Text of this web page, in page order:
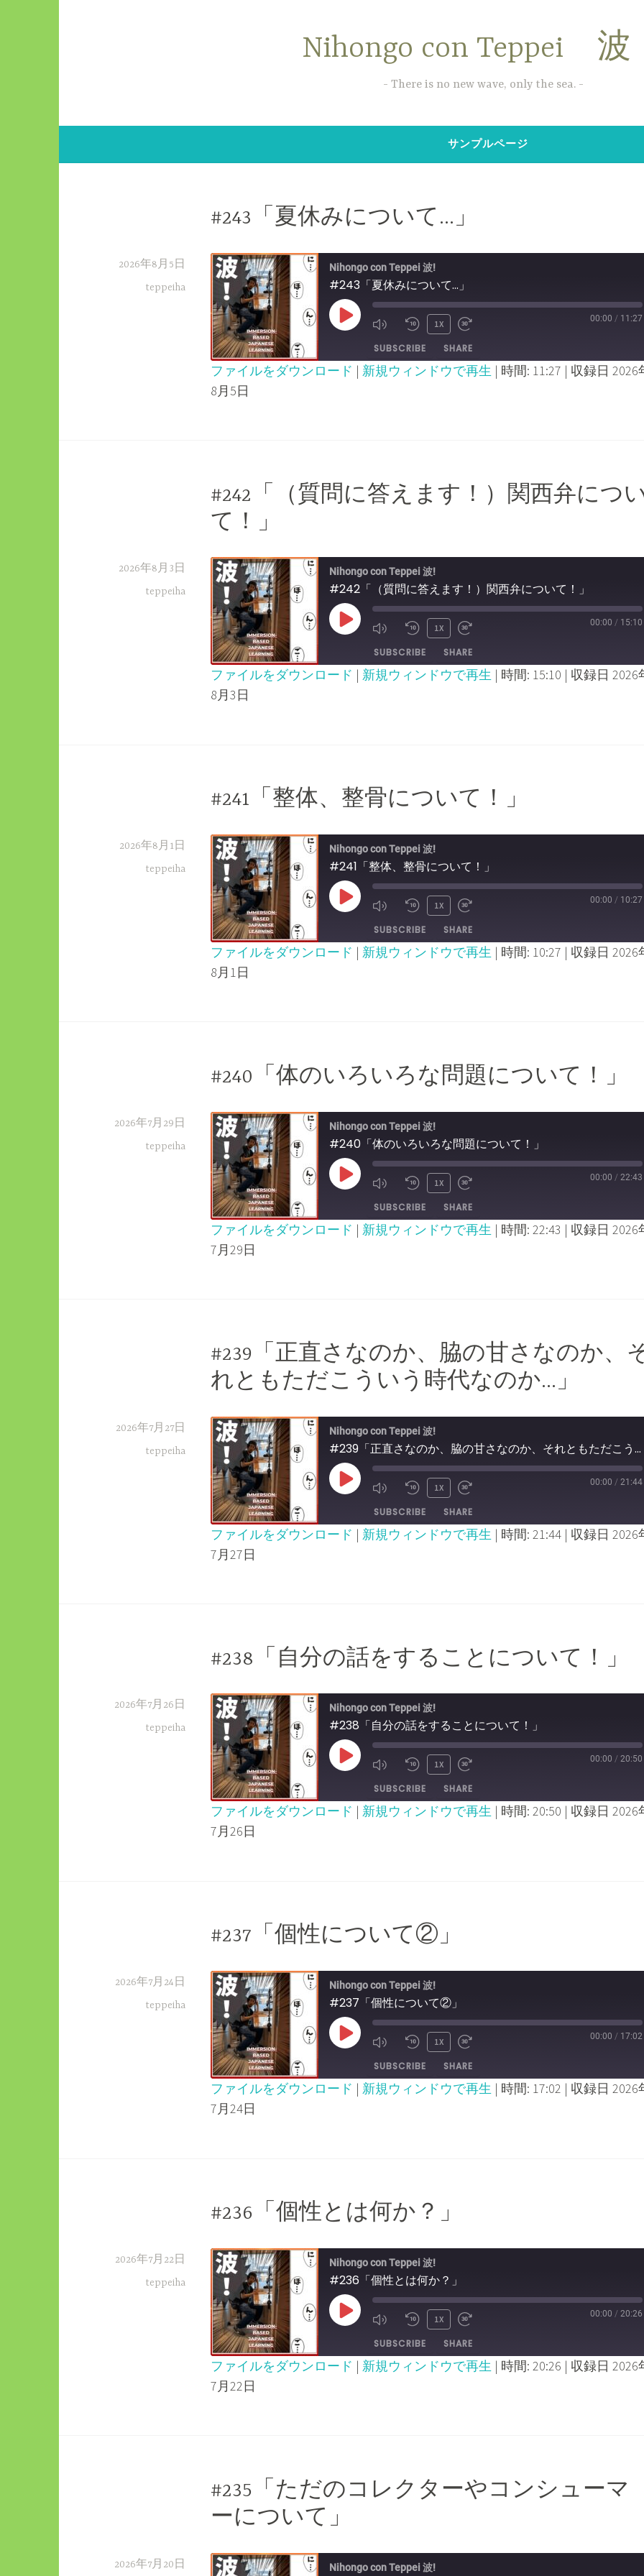
ス
Nihongo con Teppei 波
There is no new wave, only the sea.
サンプルページ
#243「夏休みについて…」
2026年8月5日
teppeiha
Nihongo con Teppei 波!
#243「夏休みについて...」
PLAY
EPISODE
MUTE/UNMUTE
EPISODE
REWIND
10
1X
FORWARD
00:00 / 11:27
SUBSCRIBE SHARE
SHARE
ファイルをダウンロード | 新規ウィンドウで再生 | 時間: 11:27 | 収録日 2026
8月5日
#242「（質問に答えます！）関西弁につ
て！」
2026年8月3日
teppeiha
Nihongo con Teppei 波!
#242「（質問に答えます！）関西弁について！」
PLAY
EPISODE
MUTE/UNMUTE
EPISODE
REWIND
10
1X
FORWARD
00:00 / 15:10
SUBSCRIBE SHARE
SHARE
ファイルをダウンロード | 新規ウィンドウで再生 | 時間: 15:10 | 収録日 2026
8月3日
#241「整体、整骨について！」
2026年8月1日
teppeiha
Nihongo con Teppei 波!
#241「整体、整骨について！」
PLAY
EPISODE
MUTE/UNMUTE
EPISODE
REWIND
10
1X
FORWARD
00:00 / 10:27
SUBSCRIBE SHARE
SHARE
ファイルをダウンロード | 新規ウィンドウで再生 | 時間: 10:27 | 収録日 2026
8月1日
#240「体のいろいろな問題について！」
2026年7月29日
teppeiha
Nihongo con Teppei 波!
#240「体のいろいろな問題について！」
PLAY
EPISODE
MUTE/UNMUTE
EPISODE
REWIND
10
1X
FORWARD
00:00 / 22:43
SUBSCRIBE SHARE
SHARE
ファイルをダウンロード | 新規ウィンドウで再生 | 時間: 22:43 | 収録日 2026
7月29日
#239「正直さなのか、脇の甘さなのか、
れともただこういう時代なのか…」
2026年7月27日
teppeiha
Nihongo con Teppei 波!
#239「正直さなのか、脇の甘さなのか、それともただこういう時代なのか...」
PLAY
EPISODE
MUTE/UNMUTE
EPISODE
REWIND
10
1X
FORWARD
00:00 / 21:44
SUBSCRIBE SHARE
SHARE
ファイルをダウンロード | 新規ウィンドウで再生 | 時間: 21:44 | 収録日 2026
7月27日
#238「自分の話をすることについて！」
2026年7月26日
teppeiha
Nihongo con Teppei 波!
#238「自分の話をすることについて！」
PLAY
EPISODE
MUTE/UNMUTE
EPISODE
REWIND
10
1X
FORWARD
00:00 / 20:50
SUBSCRIBE SHARE
SHARE
ファイルをダウンロード | 新規ウィンドウで再生 | 時間: 20:50 | 収録日 2026
7月26日
#237「個性について②」
2026年7月24日
teppeiha
Nihongo con Teppei 波!
#237「個性について②」
PLAY
EPISODE
MUTE/UNMUTE
EPISODE
REWIND
10
1X
FORWARD
00:00 / 17:02
SUBSCRIBE SHARE
SHARE
ファイルをダウンロード | 新規ウィンドウで再生 | 時間: 17:02 | 収録日 2026
7月24日
#236「個性とは何か？」
2026年7月22日
teppeiha
Nihongo con Teppei 波!
#236「個性とは何か？」
PLAY
EPISODE
MUTE/UNMUTE
EPISODE
REWIND
10
1X
FORWARD
00:00 / 20:26
SUBSCRIBE SHARE
SHARE
ファイルをダウンロード | 新規ウィンドウで再生 | 時間: 20:26 | 収録日 2026
7月22日
#235「ただのコレクターやコンシューマ
ーについて」
2026年7月20日 Nihongo con Teppei 波!